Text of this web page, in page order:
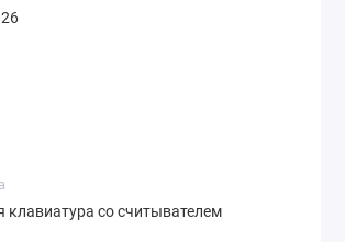
клавиатура со считывателем